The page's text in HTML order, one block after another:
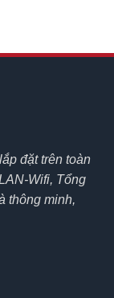
đặt trên toàn
Wifi, Tổng
thông minh,